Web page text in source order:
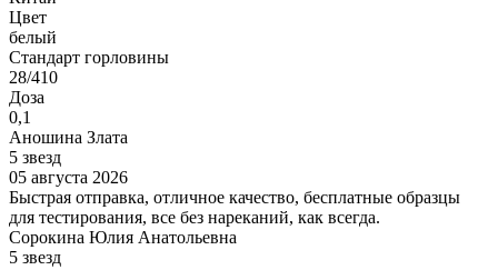
Цвет
белый
Стандарт горловины
28/410
Доза
0,1
Аношина Злата
5 звезд
05 августа 2026
Быстрая отправка, отличное качество, бесплатные образцы
для тестирования, все без нареканий, как всегда.
Сорокина Юлия Анатольевна
5 звезд